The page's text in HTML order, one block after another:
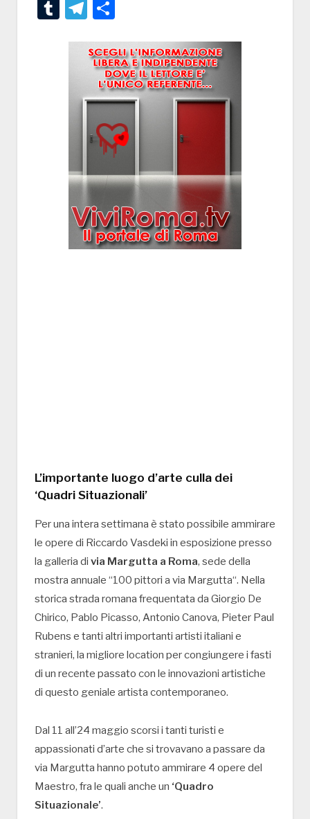
TumblrTelegram
L’importante luogo d’arte culla dei
‘Quadri Situazionali’
Per una intera settimana è stato possibile ammirare
le opere di Riccardo Vasdeki in esposizione presso
la galleria di via Margutta a Roma, sede della
mostra annuale “100 pittori a via Margutta“. Nella
storica strada romana frequentata da Giorgio De
Chirico, Pablo Picasso, Antonio Canova, Pieter Paul
Rubens e tanti altri importanti artisti italiani e
stranieri, la migliore location per congiungere i fasti
di un recente passato con le innovazioni artistiche
di questo geniale artista contemporaneo.
Dal 11 all’24 maggio scorsi i tanti turisti e
appassionati d’arte che si trovavano a passare da
via Margutta hanno potuto ammirare 4 opere del
Maestro, fra le quali anche un ‘Quadro
Situazionale’.